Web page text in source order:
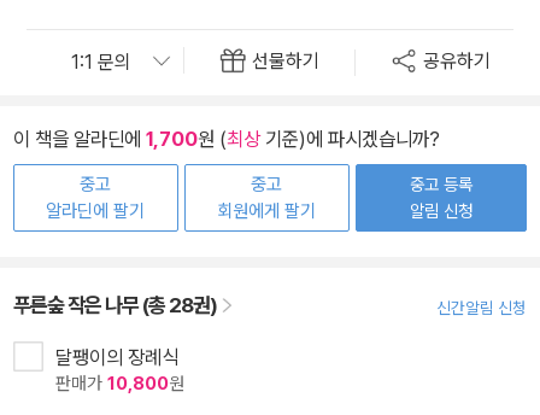
선물하기 공유하기
이 책을 알라딘에 1,700원 (최상기준)에 파시겠습니까?
중고
알라딘에 팔기
중고
회원에게 팔기
중고 등록
알림 신청
푸른숲 작은 나무 (총 28권) 신간알림 신청
달팽이의 장례식
판매가 10,800원